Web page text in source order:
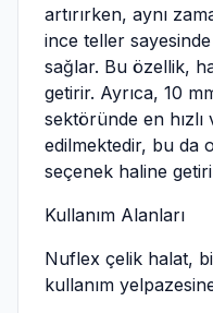
artırırken, aynı
ince teller
sağlar. Bu özellik,
getirir. Ayrıca, 10
sektöründe en
edilmektedir, bu da
seçenek haline
Kullanım Alanları
Nuflex çelik halat,
kullanım